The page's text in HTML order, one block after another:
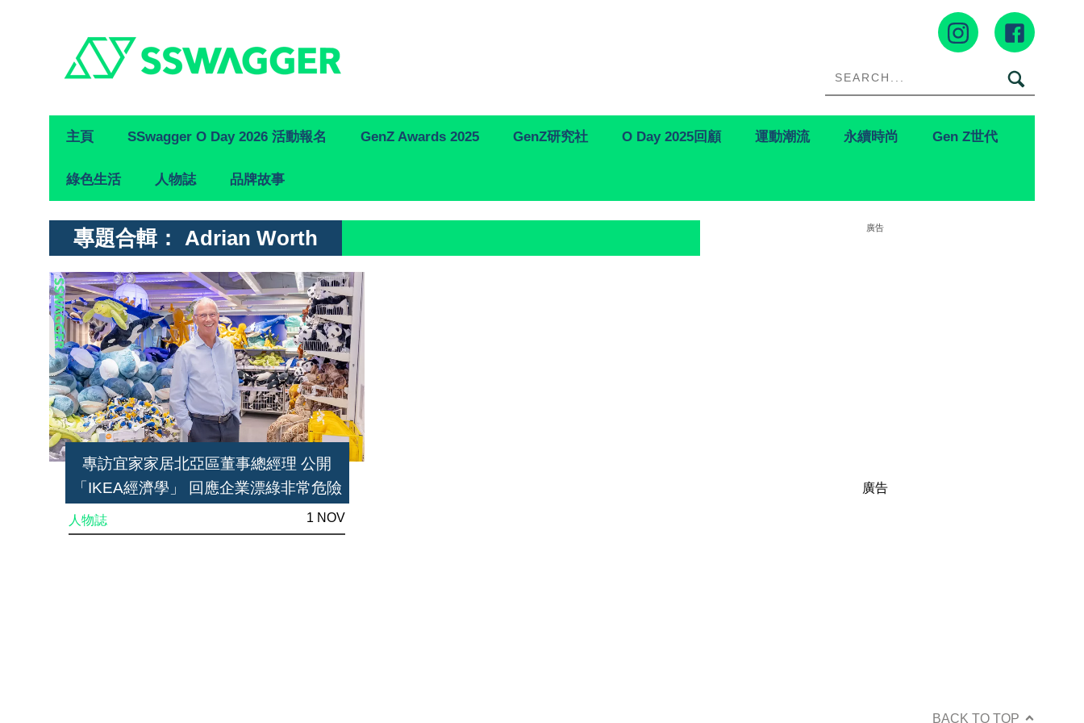
Primary
Navigation
主頁 SSwagger O Day 2026 活動報名 GenZ Awards 2025 GenZ研究社 O Day 2025回顧 運動潮流 永續時尚 Gen Z世代
綠色生活 人物誌 品牌故事
專題合輯： Adrian Worth
專訪宜家家居北亞區董事總經理 公開
「IKEA經濟學」 回應企業漂綠非常危險
人物誌 1 NOV
廣告
廣告
BACK TO TOP